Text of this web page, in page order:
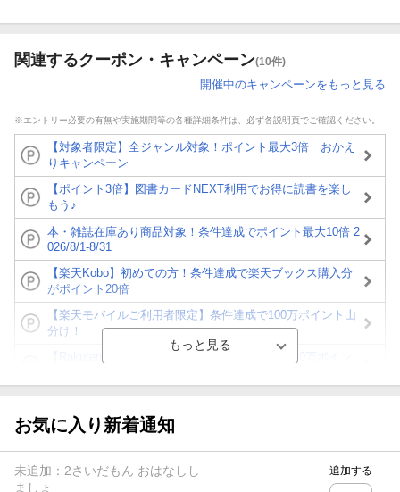
関連するクーポン・キャンペーン(10件)
開催中のキャンペーンをもっと見る
※エントリー必要の有無や実施期間等の各種詳細条件は、必ず各説明頁でご確認ください。
【対象者限定】全ジャンル対象！ポイント最大3倍 おかえ
りキャンペーン
【ポイント3倍】図書カードNEXT利用でお得に読書を楽し
もう♪
本・雑誌在庫あり商品対象！条件達成でポイント最大10倍 2
026/8/1-8/31
【楽天Kobo】初めての方！条件達成で楽天ブックス購入分
がポイント20倍
【楽天モバイルご利用者限定】条件達成で100万ポイント山
分け！
が当たる！
楽天モバイル紹介キャンペーンの拡散で300円OFFクーポン
お気に入り新着通知
未追加： 2さいだもん おはなしし
ましょ
追加する